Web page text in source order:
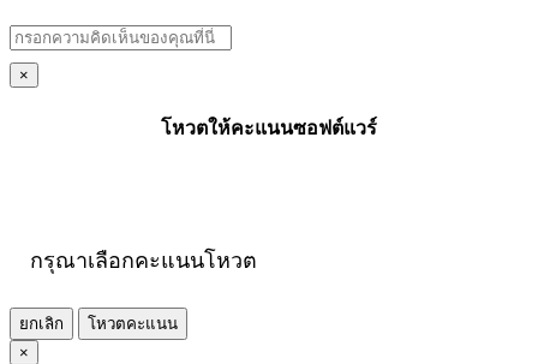
×
โหวตให้คะแนนซอฟต์แวร์
กรุณาเลือกคะแนนโหวต
ยกเลิก
โหวตคะแนน
×